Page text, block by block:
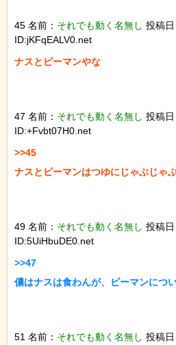
45 名前： それでも動く名無し 投稿
ID:jKFqEALV0.net
ナスとピーマンやな
47 名前： それでも動く名無し 投稿
ID:+Fvbt07H0.net
>>45
ナスとピーマンはつゆにじゃぶじゃ
49 名前： それでも動く名無し 投稿
ID:5UiHbuDE0.net
>>47
儂はナスは食わんが、ピーマンにつ
51 名前： それでも動く名無し 投稿